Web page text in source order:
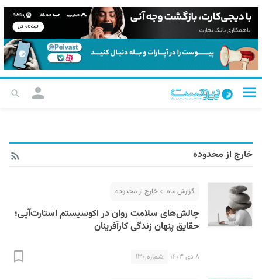
خارج از محدوده
گزارش ماه خارج از محدوده
چالش‌های سلامت روان در اکوسیستم استارت‌آپی؛
حقایق پنهان زندگی کارآفرینان
۸ دی ۱۴۰۳ شماره ۱۳۰